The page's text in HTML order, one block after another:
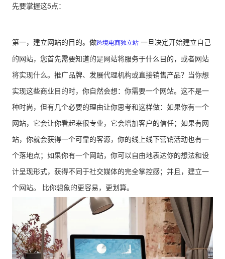
先要掌握这5点：
第一，建立网站的目的。做跨境电商独立站 一旦决定开始建立自己
的网站，您首先需要知道的是网站将服务于什么目的，或者网站
将实现什么。推广品牌、发展代理机构或直接销售产品？当你想
实现这些商业目的时，你自然会想：你需要一个网站。这不是一
种时尚，但有几个必要的理由让你思考和这样做：如果你有一个
网站，它会让你看起来很专业，它会增加客户的信任；如果有网
站，你就会获得一个可靠的客源，你的线上线下营销活动也有一
个落地点；如果你有一个网站，你可以自由地表达你的想法和设
计呈现形式，获得不同于社交媒体的完全掌控感；并且，建立一
个网站。 比你想象的更容易，更划算。